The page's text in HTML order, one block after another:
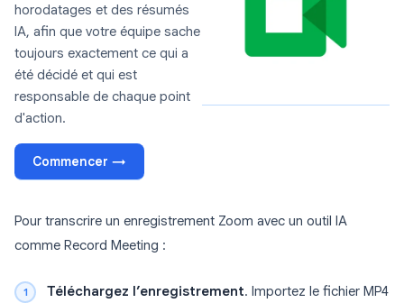
horodatages et des résumés
IA, afin que votre équipe sache
toujours exactement ce qui a
été décidé et qui est
responsable de chaque point
d'action.
Commencer →
Pour transcrire un enregistrement Zoom avec un outil IA
comme Record Meeting :
Téléchargez l’enregistrement. Importez le fichier MP4